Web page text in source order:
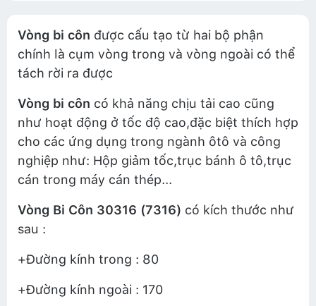
Vòng bi côn được cấu tạo từ hai bộ phận
chính là cụm vòng trong và vòng ngoài có thể
tách rời ra được
Vòng bi côn có khả năng chịu tải cao cũng
như hoạt động ở tốc độ cao,đặc biệt thích hợp
cho các ứng dụng trong ngành ôtô và công
nghiệp như: Hộp giảm tốc,trục bánh ô tô,trục
cán trong máy cán thép...
Vòng Bi Côn 30316 (7316) có kích thước như
sau :
+Đường kính trong : 80
+Đường kính ngoài : 170